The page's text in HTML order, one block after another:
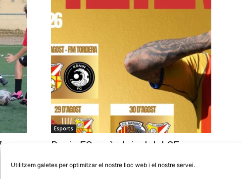
Utilitzem galetes per optimitzar el nostre lloc web i el nostre servei.
Esports
Ronin FC serà el rival del CF
6 d'agost de 2026